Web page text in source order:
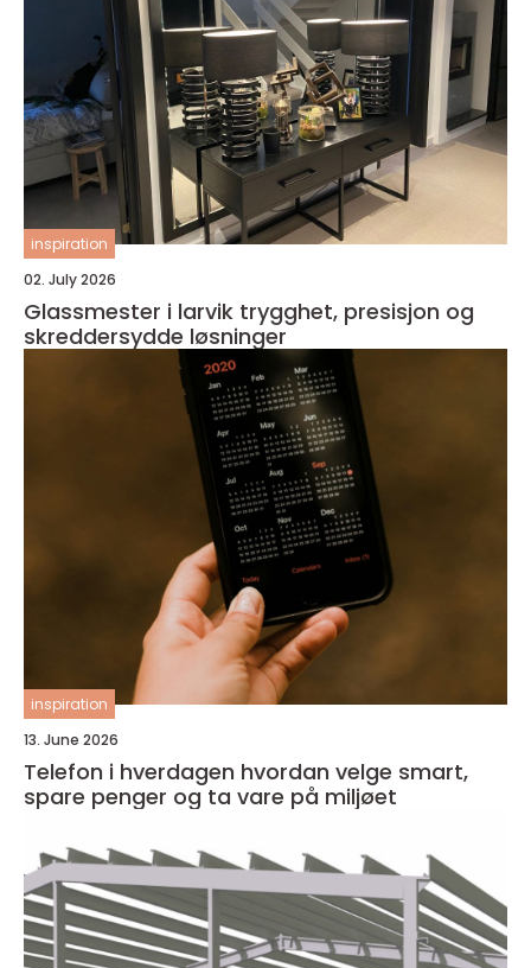
inspiration
02. July 2026
Glassmester i larvik trygghet, presisjon og
skreddersydde løsninger
inspiration
13. June 2026
Telefon i hverdagen hvordan velge smart,
spare penger og ta vare på miljøet